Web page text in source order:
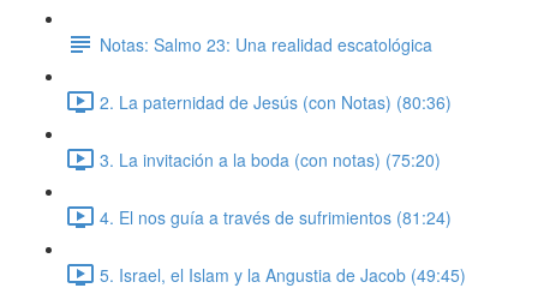
Notas: Salmo 23: Una realidad escatológica
2. La paternidad de Jesús (con Notas) (80:36)
3. La invitación a la boda (con notas) (75:20)
4. El nos guía a través de sufrimientos (81:24)
5. Israel, el Islam y la Angustia de Jacob (49:45)